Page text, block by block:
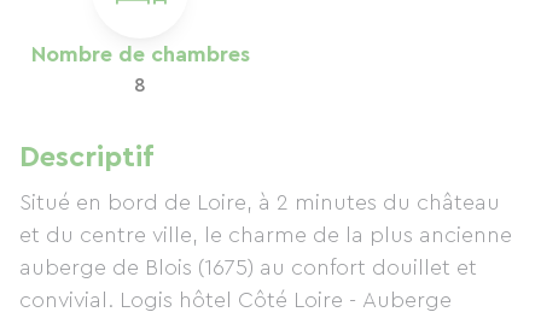
Nombre de chambres
8
Descriptif
Situé en bord de Loire, à 2 minutes du château
et du centre ville, le charme de la plus ancienne
auberge de Blois (1675) au confort douillet et
convivial. Logis hôtel Côté Loire - Auberge